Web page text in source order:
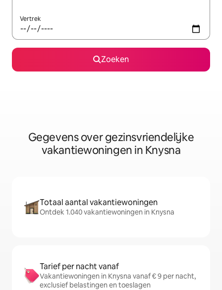
Vertrek
Zoeken
Gegevens over gezinsvriendelijke
vakantiewoningen in Knysna
Totaal aantal vakantiewoningen
Ontdek 1.040 vakantiewoningen in Knysna
Tarief per nacht vanaf
Vakantiewoningen in Knysna vanaf € 9 per nacht,
exclusief belastingen en toeslagen